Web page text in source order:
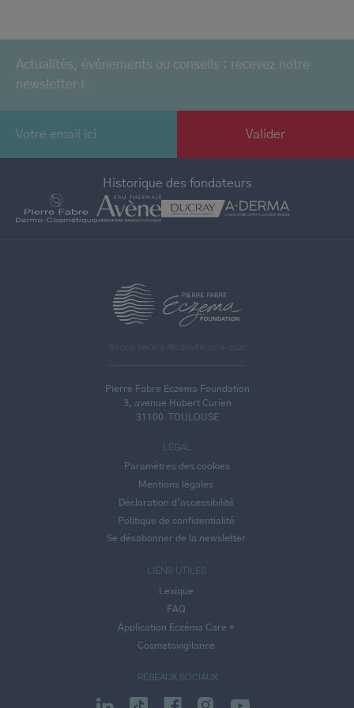
Actualités, événements ou conseils : recevez notre
newsletter !
Historique des fondateurs
©TOUS DROITS RÉSERVÉS 2004-2020
Pierre Fabre Eczema Foundation
3, avenue Hubert Curien
31100 TOULOUSE
LIENS UTILES
Lexique
FAQ
Application Eczéma Care +
Cosmetovigilance
LÉGAL
Paramètres des cookies
Mentions légales
Déclaration d’accessibilité
Politique de confidentialité
Se désabonner de la newsletter
RÉSEAUX SOCIAUX